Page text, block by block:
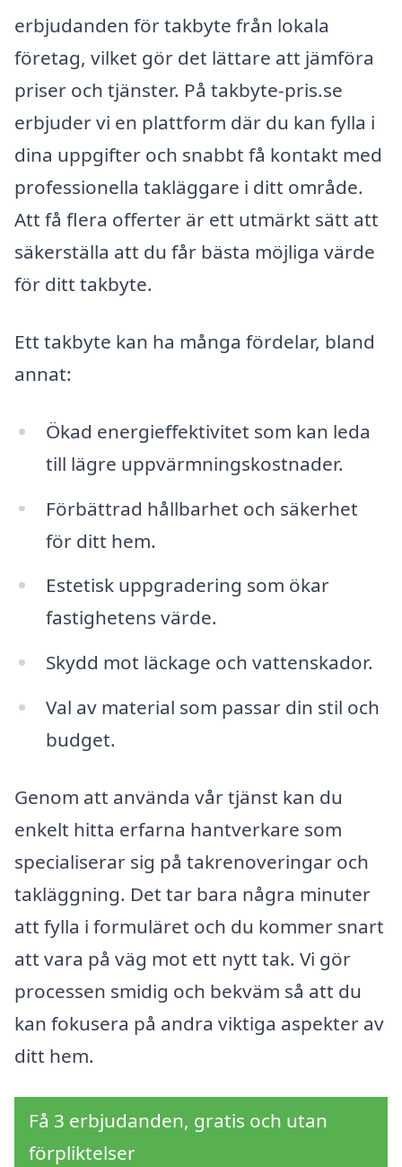
erbjudanden för takbyte från lokala
företag, vilket gör det lättare att jämföra
priser och tjänster. På takbyte-pris.se
erbjuder vi en plattform där du kan fylla i
dina uppgifter och snabbt få kontakt med
professionella takläggare i ditt område.
Att få flera offerter är ett utmärkt sätt att
säkerställa att du får bästa möjliga värde
för ditt takbyte.
Ett takbyte kan ha många fördelar, bland
annat:
Ökad energieffektivitet som kan leda
till lägre uppvärmningskostnader.
Förbättrad hållbarhet och säkerhet
för ditt hem.
Estetisk uppgradering som ökar
fastighetens värde.
Skydd mot läckage och vattenskador.
Val av material som passar din stil och
budget.
Genom att använda vår tjänst kan du
enkelt hitta erfarna hantverkare som
specialiserar sig på takrenoveringar och
takläggning. Det tar bara några minuter
att fylla i formuläret och du kommer snart
att vara på väg mot ett nytt tak. Vi gör
processen smidig och bekväm så att du
kan fokusera på andra viktiga aspekter av
ditt hem.
Få 3 erbjudanden, gratis och utan
förpliktelser